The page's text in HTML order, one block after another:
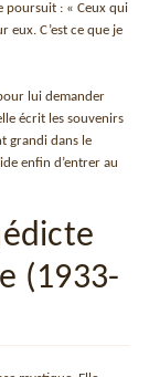
poursuit : « Ceux qui
eux. C’est ce que je
lui demander
écrit les souvenirs
grandi dans le
enfin d’entrer au
(1933-